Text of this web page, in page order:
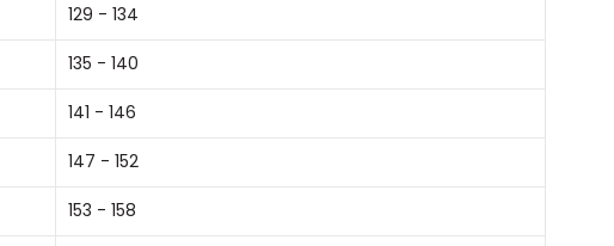
129 - 134
135 - 140
141 - 146
147 - 152
153 - 158